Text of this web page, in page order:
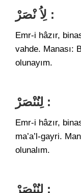
لِاُ نْصَرْ :
Emr-i hâzır,
vahde. Manası:
olunayım.
لِنُنْصَرْ :
Emr-i hâzır,
ma’a’l-gayri.
olunalım.
لِنُنْصَرْ :